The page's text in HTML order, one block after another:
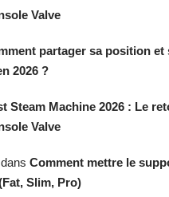
Valve
partager sa position et
2026 ?
Steam Machine 2026 : Le
Valve
dans Comment mettre le
Slim, Pro)